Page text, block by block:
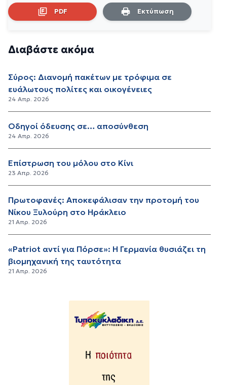
PDF Εκτύπωση
Διαβάστε ακόμα
Σύρος: Διανομή πακέτων με τρόφιμα σε
ευάλωτους πολίτες και οικογένειες
24 Απρ. 2026
Οδηγοί όδευσης σε… αποσύνθεση
24 Απρ. 2026
Επίστρωση του μόλου στο Κίνι
23 Απρ. 2026
Πρωτοφανές: Αποκεφάλισαν την προτομή του
Νίκου Ξυλούρη στο Ηράκλειο
21 Απρ. 2026
«Patriot αντί για Πόρσε»: Η Γερμανία θυσιάζει τη
βιομηχανική της ταυτότητα
21 Απρ. 2026